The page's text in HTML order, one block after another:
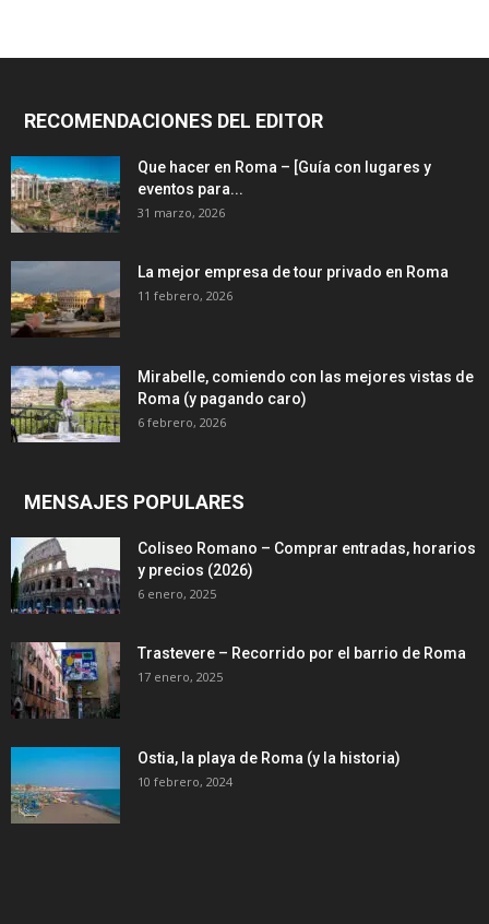
RECOMENDACIONES DEL EDITOR
Que hacer en Roma – [Guía con lugares y
eventos para...
31 marzo, 2026
La mejor empresa de tour privado en Roma
11 febrero, 2026
Mirabelle, comiendo con las mejores vistas de
Roma (y pagando caro)
6 febrero, 2026
MENSAJES POPULARES
Coliseo Romano – Comprar entradas, horarios
y precios (2026)
6 enero, 2025
Trastevere – Recorrido por el barrio de Roma
17 enero, 2025
Ostia, la playa de Roma (y la historia)
10 febrero, 2024